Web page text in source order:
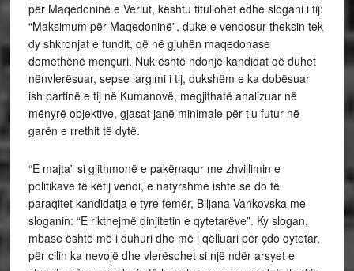
për Maqedoninë e Veriut, kështu titullohet edhe slogani i tij:
“Maksimum për Maqedoninë”, duke e vendosur theksin tek
dy shkronjat e fundit, që në gjuhën maqedonase
domethënë mençuri. Nuk është ndonjë kandidat që duhet
nënvlerësuar, sepse largimi i tij, dukshëm e ka dobësuar
ish partinë e tij në Kumanovë, megjithatë analizuar në
mënyrë objektive, gjasat janë minimale për t’u futur në
garën e rrethit të dytë.
“E majta” si gjithmonë e pakënaqur me zhvillimin e
politikave të këtij vendi, e natyrshme ishte se do të
paraqitet kandidatja e tyre femër, Biljana Vankovska me
sloganin: “E rikthejmë dinjitetin e qytetarëve”. Ky slogan,
mbase është më i duhuri dhe më i qëlluari për çdo qytetar,
për cilin ka nevojë dhe vlerësohet si një ndër arsyet e